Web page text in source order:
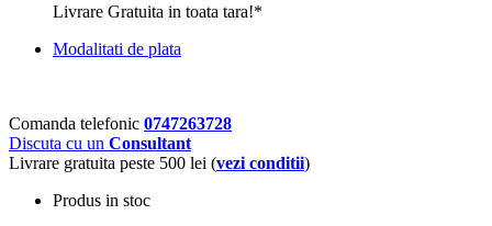
Livrare Gratuita in toata tara!*
Modalitati de plata
Comanda telefonic 0747263728
Discuta cu un Consultant
Livrare gratuita peste 500 lei (vezi conditii)
Produs in stoc